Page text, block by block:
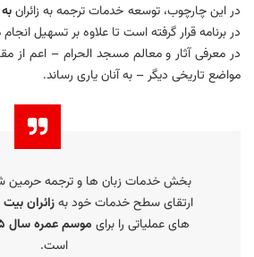
در این چارچوب، توسعه خدمات ترجمه به زائرانبه
در برنامه قرار گرفته است تا علاوه بر تسهیل
در معرفی آثار و معالم مسجد الحرام – اعم از
مواضع تاریخی دیگر – به آنان یاری رساند.
بخش خدمات زبان ها و ترجمه حرمین
ارتقای سطح خدمات خود بهزائران بیت
های عملیاتی را برای موسم عمره سال ۱۴۴۵
است.